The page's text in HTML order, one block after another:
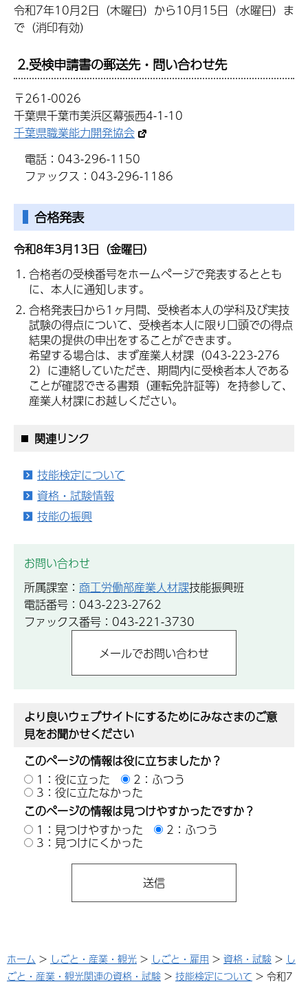
令和7年10月2日（木曜日）から10月15日（水曜日）ま
で（消印有効）
2.受検申請書の郵送先・問い合わせ先
〒261-0026
千葉県千葉市美浜区幕張西4-1-10
千葉県職業能力開発協会
電話：043-296-1150
ファックス：043-296-1186
合格発表
令和8年3月13日（金曜日）
合格者の受検番号をホームページで発表するととも
に、本人に通知します。
合格発表日から1ヶ月間、受検者本人の学科及び実技
試験の得点について、受検者本人に限り口頭での得点
結果の提供の申出をすることができます。
希望する場合は、まず産業人材課（043-223-276
2）に連絡していただき、期間内に受検者本人である
ことが確認できる書類（運転免許証等）を持参して、
産業人材課にお越しください。
関連リンク
技能検定について
資格・試験情報
技能の振興
お問い合わせ
所属課室： 商工労働部産業人材課技能振興班
電話番号：043-223-2762
ファックス番号：043-221-3730
より良いウェブサイトにするためにみなさまのご意
見をお聞かせください
このページの情報は役に立ちましたか？
1：役に立った
2：ふつう
3：役に立たなかった
このページの情報は見つけやすかったですか？
1：見つけやすかった
2：ふつう
3：見つけにくかった
ホーム > しごと・産業・観光 > しごと・雇用 > 資格・試験 > し
ごと・産業・観光関連の資格・試験 > 技能検定について > 令和7